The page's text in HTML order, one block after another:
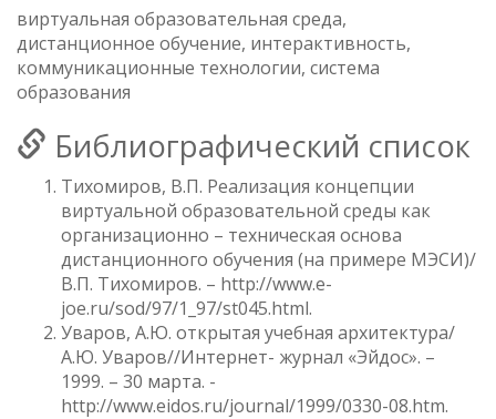
виртуальная образовательная среда,
дистанционное обучение, интерактивность,
коммуникационные технологии, система
образования
Библиографический список
Тихомиров, В.П. Реализация концепции
виртуальной образовательной среды как
организационно – техническая основа
дистанционного обучения (на примере МЭСИ)/
В.П. Тихомиров. – http://www.e-
joe.ru/sod/97/1_97/st045.html.
Уваров, А.Ю. открытая учебная архитектура/
А.Ю. Уваров//Интернет- журнал «Эйдос». –
1999. – 30 марта. -
http://www.eidos.ru/journal/1999/0330-08.htm.